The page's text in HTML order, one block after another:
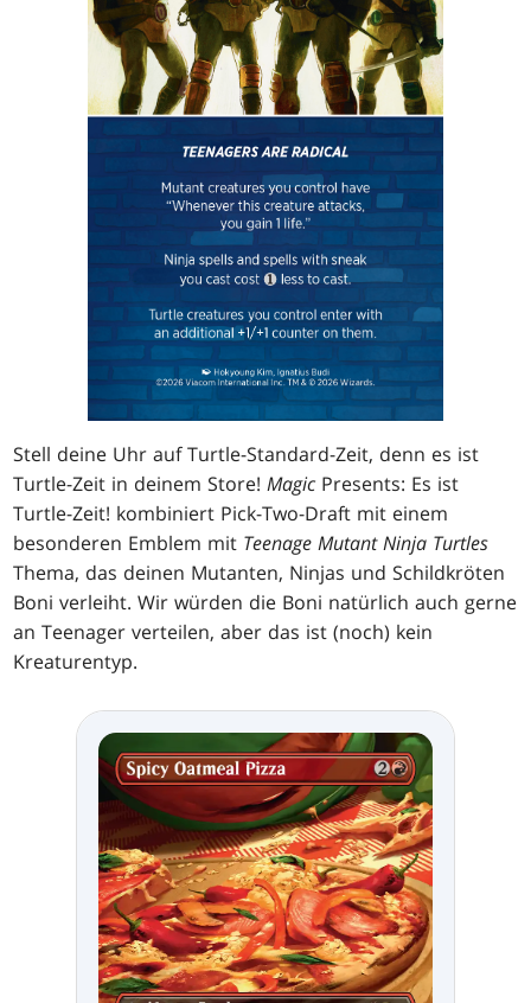
Stell deine Uhr auf Turtle-Standard-Zeit, denn es ist
Turtle-Zeit in deinem Store!Magic Presents: Es ist
Turtle-Zeit! kombiniert Pick-Two-Draft mit einem
besonderen Emblem mit Teenage Mutant Ninja Turtles
Thema, das deinen Mutanten, Ninjas und Schildkröten
Boni verleiht. Wir würden die Boni natürlich auch gerne
an Teenager verteilen, aber das ist (noch) kein
Kreaturentyp.